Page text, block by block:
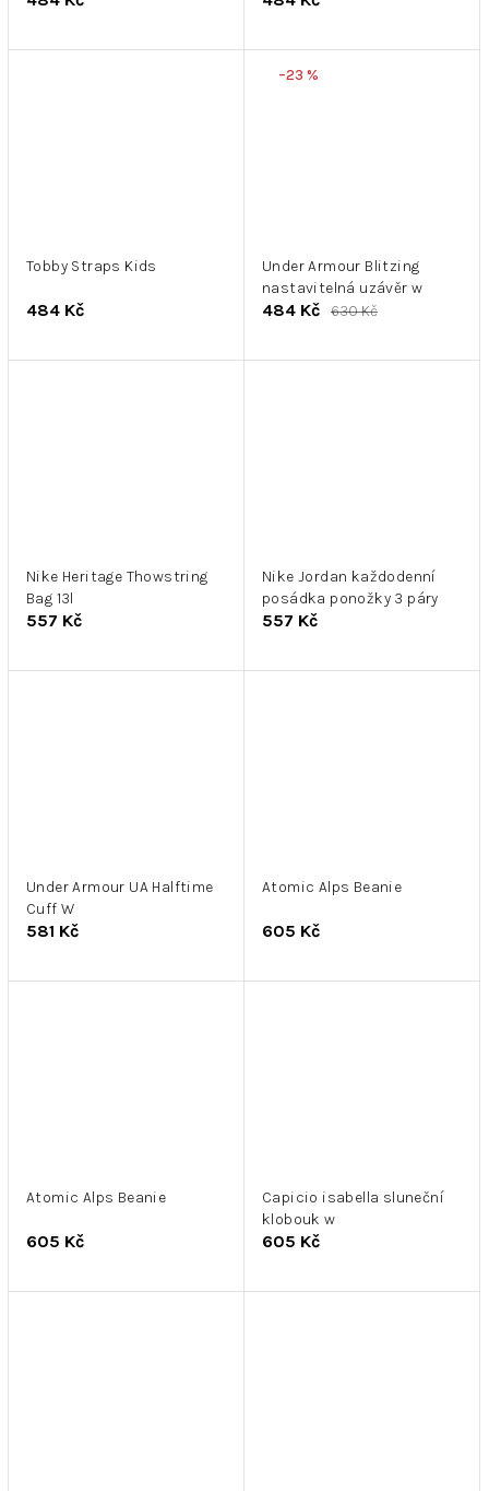
Tobby Straps Kids
484 Kč
–23 %
Under Armour Blitzing
nastavitelná uzávěr w
484 Kč 630 Kč
Nike Heritage Thowstring
Bag 13l
557 Kč
Nike Jordan každodenní
posádka ponožky 3 páry
557 Kč
Under Armour UA Halftime
Cuff W
581 Kč
Atomic Alps Beanie
605 Kč
Atomic Alps Beanie
605 Kč
Capicio isabella sluneční
klobouk w
605 Kč